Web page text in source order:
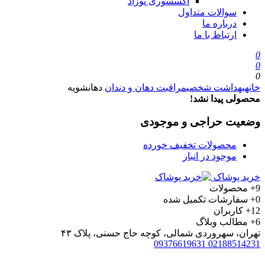
سوالات متداول
درباره ما
ارتباط با ما
0
0
0
خانهبهداشت شخصیمراقبت دهان و دندان دهانشویه
محصولی پیدا نشد!
وضعیت حراجی و موجودی
محصولات تخفیف خورده
موجود در انبار
خرید پوشاک
9+
محصولات
0+
سفارشات تکمیل شده
12+
کاربران
6+
مطالب وبلاگ
تهران، سهروردی شمالی، کوچه حاج حسنی، پلاک ۴۳
02188514231
09376619631